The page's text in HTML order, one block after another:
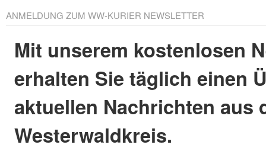
ANMELDUNG ZUM WW-KURIER NEWSLETTER
Mit unserem kostenlosen
erhalten Sie täglich einen
aktuellen Nachrichten aus
Westerwaldkreis.